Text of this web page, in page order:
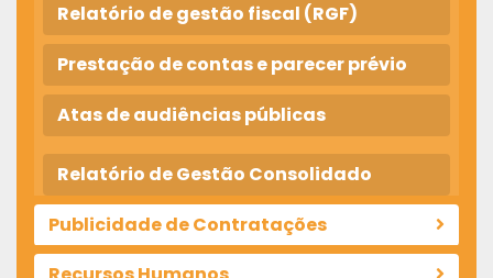
Relatório de gestão fiscal (RGF)
Prestação de contas e parecer prévio
Atas de audiências públicas
Relatório de Gestão Consolidado
Publicidade de Contratações